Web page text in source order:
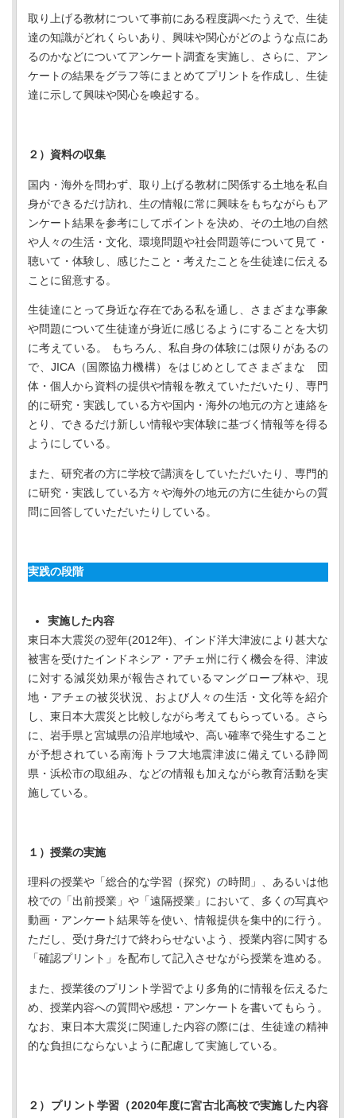
取り上げる教材について事前にある程度調べたうえで、生徒
達の知識がどれくらいあり、興味や関心がどのような点にあ
るのかなどについてアンケート調査を実施し、さらに、アン
ケートの結果をグラフ等にまとめてプリントを作成し、生徒
達に示して興味や関心を喚起する。
２）資料の収集
国内・海外を問わず、取り上げる教材に関係する土地を私自
身ができるだけ訪れ、生の情報に常に興味をもちながらもア
ンケート結果を参考にしてポイントを決め、その土地の自然
や人々の生活・文化、環境問題や社会問題等について見て・
聴いて・体験し、感じたこと・考えたことを生徒達に伝える
ことに留意する。
生徒達にとって身近な存在である私を通し、さまざまな事象
や問題について生徒達が身近に感じるようにすることを大切
に考えている。 もちろん、私自身の体験には限りがあるの
で、JICA（国際協力機構）をはじめとしてさまざまな 団
体・個人から資料の提供や情報を教えていただいたり、専門
的に研究・実践している方や国内・海外の地元の方と連絡を
とり、できるだけ新しい情報や実体験に基づく情報等を得る
ようにしている。
また、研究者の方に学校で講演をしていただいたり、専門的
に研究・実践している方々や海外の地元の方に生徒からの質
問に回答していただいたりしている。
実践の段階
実施した内容
東日本大震災の翌年(2012年)、インド洋大津波により甚大な
被害を受けたインドネシア・アチェ州に行く機会を得、津波
に対する減災効果が報告されているマングローブ林や、現
地・アチェの被災状況、および人々の生活・文化等を紹介
し、東日本大震災と比較しながら考えてもらっている。さら
に、岩手県と宮城県の沿岸地域や、高い確率で発生すること
が予想されている南海トラフ大地震津波に備えている静岡
県・浜松市の取組み、などの情報も加えながら教育活動を実
施している。
１）授業の実施
理科の授業や「総合的な学習（探究）の時間」、あるいは他
校での「出前授業」や「遠隔授業」において、多くの写真や
動画・アンケート結果等を使い、情報提供を集中的に行う。
ただし、受け身だけで終わらせないよう、授業内容に関する
「確認プリント」を配布して記入させながら授業を進める。
また、授業後のプリント学習でより多角的に情報を伝えるた
め、授業内容への質問や感想・アンケートを書いてもらう。
なお、東日本大震災に関連した内容の際には、生徒達の精神
的な負担にならないように配慮して実施している。
２）プリント学習（2020年度に宮古北高校で実施した内容